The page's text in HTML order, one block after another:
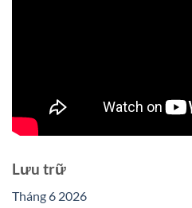
Lưu trữ
Tháng 6 2026